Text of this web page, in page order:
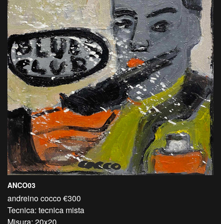
ANCO03
andreino cocco €300
Tecnica: tecnica mista